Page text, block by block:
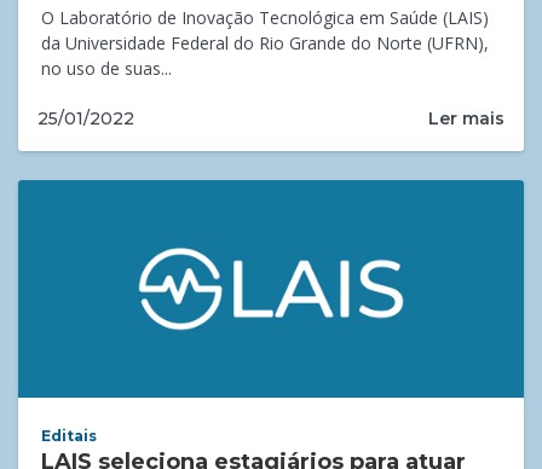
O Laboratório de Inovação Tecnológica em Saúde (LAIS)
da Universidade Federal do Rio Grande do Norte (UFRN),
no uso de suas...
25/01/2022 Ler mais
Editais
LAIS seleciona estagiários para atuar